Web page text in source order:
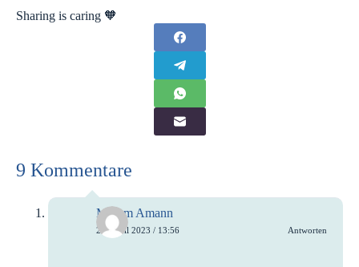
Sharing is caring 🧡
9 Kommentare
Mirjam Amann
23. April 2023 / 13:56 Antworten